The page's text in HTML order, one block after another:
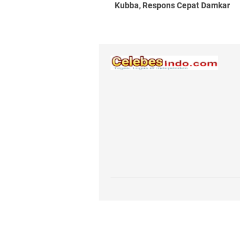
Kubba, Respons Cepat Damkar